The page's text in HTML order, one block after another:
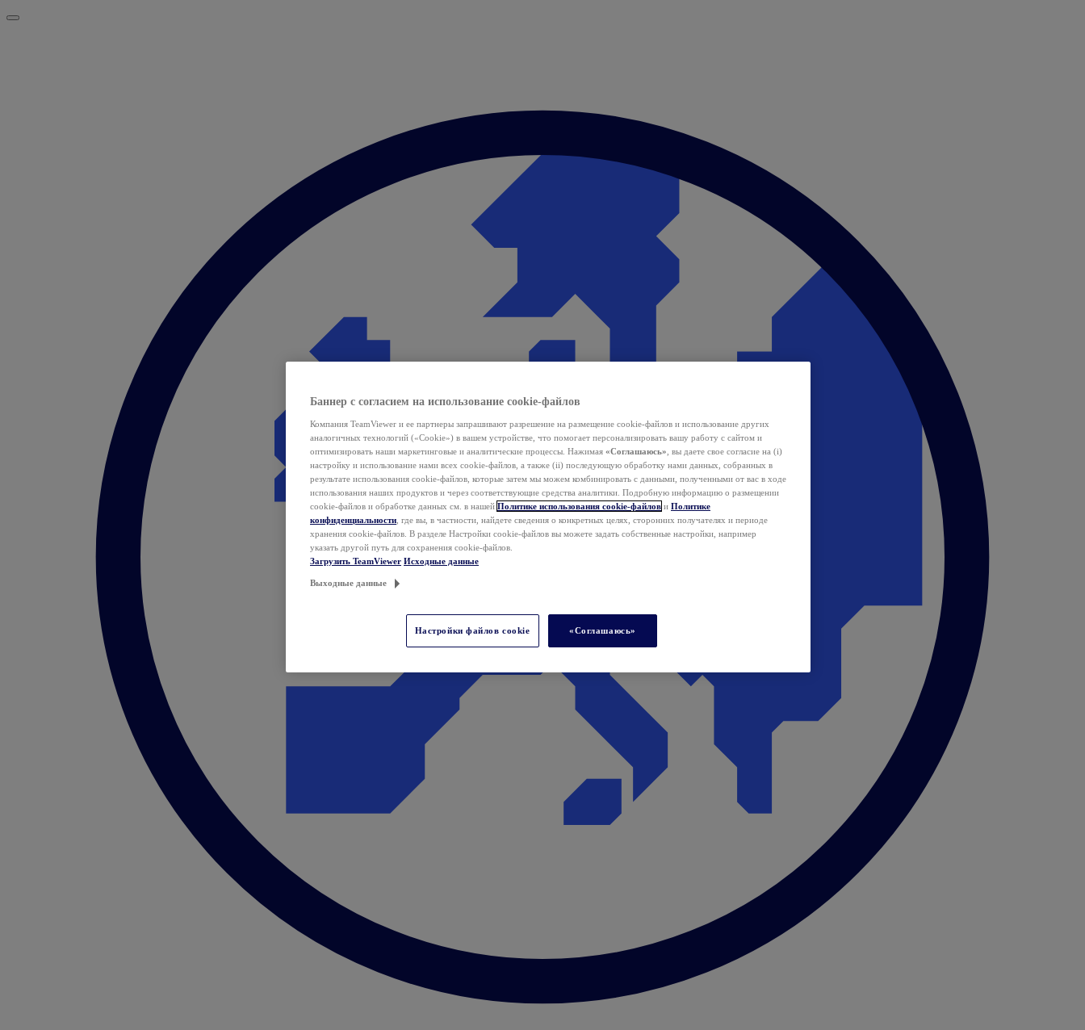
Баннер с согласием на использование cookie-файлов
Компания TeamViewer и ее партнеры запрашивают разрешение на размещение cookie-файлов и использование других
аналогичных технологий («Cookie») в вашем устройстве, что помогает персонализировать вашу работу с сайтом и
оптимизировать наши маркетинговые и аналитические процессы. Нажимая «Соглашаюсь» , вы даете свое согласие на (i)
настройку и использование нами всех cookie-файлов, а также (ii) последующую обработку нами данных, собранных в
результате использования cookie-файлов, которые затем мы можем комбинировать с данными, полученными от вас в ходе
использования наших продуктов и через соответствующие средства аналитики. Подробную информацию о размещении
cookie-файлов и обработке данных см. в нашей Политике использования cookie-файлов и Политике
конфиденциальности , где вы, в частности, найдете сведения о конкретных целях, сторонних получателях и периоде
хранения cookie-файлов. В разделе Настройки cookie-файлов вы можете задать собственные настройки, например
указать другой путь для сохранения cookie-файлов.
Загрузить TeamViewer Исходные данные
Выходные данные
Настройки файлов cookie «Соглашаюсь»